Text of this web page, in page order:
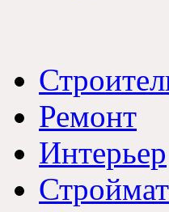
Ремонт
Интерьер